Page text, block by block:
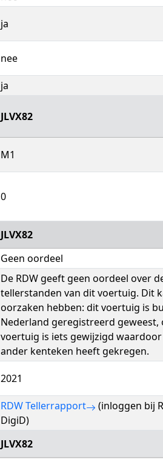
ja
nee
ja
JLVX82
M1
0
JLVX82
Geen oordeel
De RDW geeft geen oordeel over
tellerstanden van dit voertuig. Dit
oorzaken hebben: dit voertuig is
Nederland geregistreerd geweest,
voertuig is iets gewijzigd
ander kenteken heeft gekregen.
2021
RDW Tellerrapport
(inloggen bij
DigiD)
JLVX82